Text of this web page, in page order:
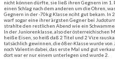
nicht können dürfte, sie ließ ihren Gegnern im 1.
einen Schlag nach dem anderen um die Ohren,
Gegnern in der -70kg Klasse nciht gut bekam. In
warf sogar eine ihrer ärgsten Gegner bei
strahlte den restlichen Abend wie ein
In der Juniorenklasse, also der österreichischen
heiße Eisen, so heiß daß 2 Titel und 2 Vize
tatsächlich gewinnen, die 68er-Klasse wurde von
noch Valentin dabei, das erste Mal und gut
dort war er nur einem unterlegen und wurde 2.